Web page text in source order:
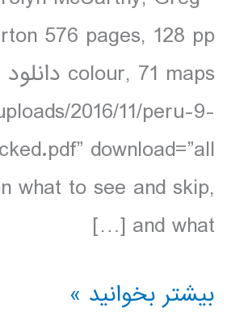
576 pages, 128 pp
2016/11/peru-9-
what to see and skip,
and what […]
دانلود
بیشتر بخوانید »